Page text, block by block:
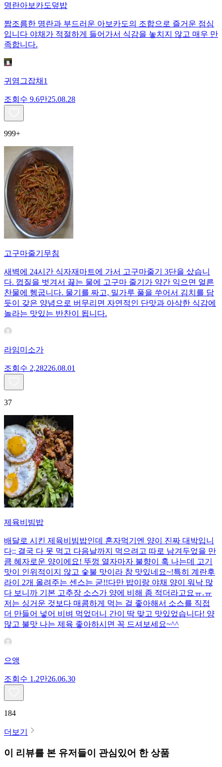
명란아보카도덮밥
짭조름한 명란과 부드러운 아보카도의 조합으로 즐거운 점심
입니다 야채가 적절하게 들어가서 식감을 놓치지 않고 매우 만
족합니다.
귀염그잡채1
조회수 9.6만25.08.28
999+
고구마줄기무침
새벽에 24시간 식자재마트에 가서 고구마줄기 3단을 샀습니
다. 껍질을 벗겨서 끓는 물에 고구마 줄기가 약간 익으면 얼른
찬물에 헹굽니다. 물기를 짜고, 밀가루 풀을 쑤어서 김치를 담
듯이 갖은 양념으로 버무리면 자연적인 단맛과 아삭한 식감에
놀라는 맛있는 반찬이 됩니다.
라임미소가
조회수 2,28226.08.01
37
제육비빔밥
배달로 시킨 제육비빔밥인데 혼자먹기엔 양이 진짜 대박입니
다;; 결국 다 못 먹고 다음날까지 먹으려고 따로 남겨두었을 만
큼 혜자로운 양이에요! 뚜껑 열자마자 불향이 훅 나는데 고기
맛이 인위적이지 않고 숯불 맛이라 참 맛있네요~!특히 계란후
라이 2개 올려주는 센스는 굳!! ​다만 밥이랑 야채 양이 워낙 많
다 보니까 기본 고추장 소스가 양에 비해 좀 적더라고요ㅠ.ㅠ
저는 싱거운 것보다 매콤하게 먹는 걸 좋아해서 소스를 직접
더 만들어 넣어 비벼 먹었더니 간이 딱 맞고 맛있었습니다! 양
많고 불맛 나는 제육 좋아하시면 꼭 드셔보세요~^^
으앵
조회수 1.2만26.06.30
184
더보기
이 리뷰를 본 유저들이 관심있어 한 상품